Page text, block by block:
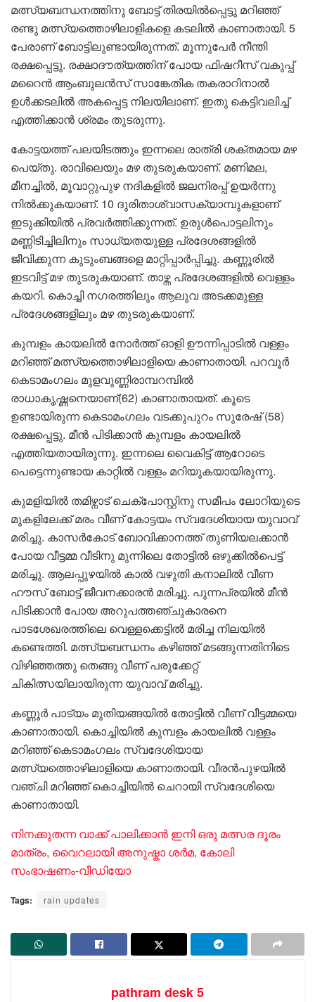
മത്സ്യബന്ധനത്തിനു ബോട്ട് തിരയിൽപ്പെട്ടു മറിഞ്ഞ്
രണ്ടു മത്സ്യത്തൊഴിലാളികളെ കടലിൽ കാണാതായി. 5
പേരാണ് ബോട്ടിലുണ്ടായിരുന്നത്. മൂന്നുപേർ നീന്തി
രക്ഷപ്പെട്ടു. രക്ഷാദൗത്യത്തിന് പോയ ഫിഷറീസ് വകുപ്പ്
മറൈൻ ആംബുലൻസ് സാങ്കേതിക തകരാറിനാൽ
ഉൾക്കടലിൽ അകപ്പെട്ട നിലയിലാണ്. ഇതു കെട്ടിവലിച്ച്
എത്തിക്കാൻ ശ്രമം തുടരുന്നു.
കോട്ടയത്ത് പലയിടത്തും ഇന്നലെ രാത്രി ശക്തമായ മഴ
പെയ്തു. രാവിലെയും മഴ തുടരുകയാണ്. മണിമല,
മീനച്ചിൽ, മൂവാറ്റുപുഴ നദികളിൽ ജലനിരപ്പ് ഉയർന്നു
നിൽക്കുകയാണ്. 10 ദുരിതാശ്വാസക്യാമ്പുകളാണ്
ഇടുക്കിയിൽ പ്രവർത്തിക്കുന്നത്. ഉരുൾപൊട്ടലിനും
മണ്ണിടിച്ചിലിനും സാധ്യതയുള്ള പ്രദേശങ്ങളിൽ
ജീവിക്കുന്ന കുടുംബങ്ങളെ മാറ്റിപ്പാർപ്പിച്ചു. കണ്ണൂരിൽ
ഇടവിട്ട് മഴ തുടരുകയാണ്. താഴ്ന്ന പ്രദേശങ്ങളിൽ വെള്ളം
കയറി. കൊച്ചി നഗരത്തിലും ആലുവ അടക്കമുള്ള
പ്രദേശങ്ങളിലും മഴ തുടരുകയാണ്.
കുമ്പളം കായലിൽ നോർത്ത് ഓളി ഊന്നിപ്പാടിൽ വള്ളം
മറിഞ്ഞ് മത്സ്യത്തൊഴിലാളിയെ കാണാതായി. പറവൂർ
കെടാമംഗലം മുളവുണ്ണിരാമ്പറമ്പിൽ
രാധാകൃഷ്ണനെയാണ്(62) കാണാതായത്. കൂടെ
ഉണ്ടായിരുന്ന കെടാമംഗലം വടക്കുപുറം സുരേഷ് (58)
രക്ഷപ്പെട്ടു. മീൻ പിടിക്കാൻ കുമ്പളം കായലിൽ
എത്തിയതായിരുന്നു. ഇന്നലെ വൈകിട്ട് ആറോടെ
പെട്ടെന്നുണ്ടായ കാറ്റിൽ വള്ളം മറിയുകയായിരുന്നു.
കുമളിയിൽ തമിഴ്നാട് ചെക്പോസ്റ്റിനു സമീപം ലോറിയുടെ
മുകളിലേക്ക് മരം വീണ് കോട്ടയം സ്വദേശിയായ യുവാവ്
മരിച്ചു. കാസർകോട് ബോവിക്കാനത്ത് തുണിയലക്കാൻ
പോയ വീട്ടമ്മ വീടിനു മുന്നിലെ തോട്ടിൽ ഒഴുക്കിൽപെട്ട്
മരിച്ചു. ആലപ്പുഴയിൽ കാൽ വഴുതി കനാലിൽ വീണ
ഹൗസ് ബോട്ട് ജീവനക്കാരൻ മരിച്ചു. പുന്നപ്രയിൽ മീൻ
പിടിക്കാൻ പോയ അറുപത്തഞ്ചുകാരനെ
പാടശേഖരത്തിലെ വെള്ളക്കെട്ടിൽ മരിച്ച നിലയിൽ
കണ്ടെത്തി. മത്സ്യബന്ധനം കഴിഞ്ഞ് മടങ്ങുന്നതിനിടെ
വിഴിഞ്ഞത്തു തെങ്ങു വീണ് പരുക്കേറ്റ്
ചികിത്സയിലായിരുന്ന യുവാവ് മരിച്ചു.
കണ്ണൂർ പാട്യം മുതിയങ്ങയിൽ തോട്ടിൽ വീണ് വീട്ടമ്മയെ
കാണാതായി. കൊച്ചിയിൽ കുമ്പളം കായലിൽ വള്ളം
മറിഞ്ഞ് കെടാമംഗലം സ്വദേശിയായ
മത്സ്യത്തൊഴിലാളിയെ കാണാതായി. വീരൻപുഴയിൽ
വഞ്ചി മറിഞ്ഞ് കൊച്ചിയിൽ ചെറായി സ്വദേശിയെ
കാണാതായി.
നിനക്കുതന്ന വാക്ക് പാലിക്കാൻ ഇനി ഒരു മത്സര ദൂരം
മാത്രം, വൈറലായി അനുഷ്കാ ശർമ, കോലി
സംഭാഷണം-വീഡിയോ
Tags: rain updates
pathram desk 5